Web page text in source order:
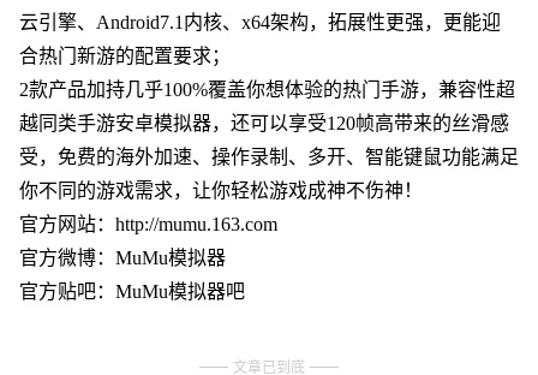
云引擎、Android7.1内核、x64架构，拓展性更强，更能迎
合热门新游的配置要求；
2款产品加持几乎100%覆盖你想体验的热门手游，兼容性超
越同类手游安卓模拟器，还可以享受120帧高带来的丝滑感
受，免费的海外加速、操作录制、多开、智能键鼠功能满足
你不同的游戏需求，让你轻松游戏成神不伤神！
官方网站：http://mumu.163.com
官方微博：MuMu模拟器
官方贴吧：MuMu模拟器吧
文章已到底